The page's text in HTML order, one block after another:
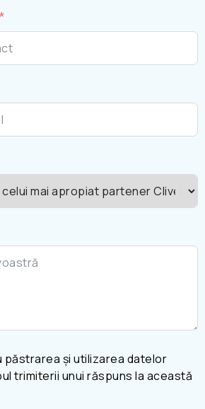
păstrarea și utilizarea datelor
trimiterii unui răspuns la această